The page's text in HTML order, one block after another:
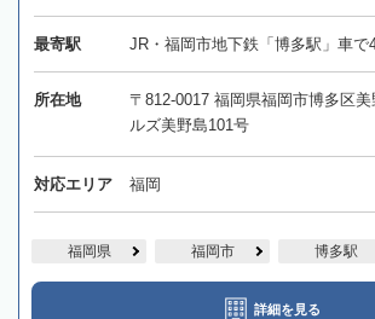
最寄駅 JR・福岡市地下鉄「博多駅」車で
所在地
〒812-0017 福岡県福岡市博多区
ルズ美野島101号
対応エリア 福岡
福岡県 福岡市 博多駅
詳細を見る